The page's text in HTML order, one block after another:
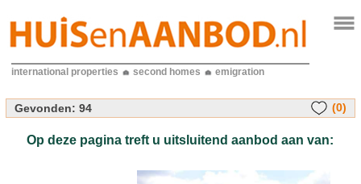
international properties second homes emigration
Gevonden: 94 (0)
Op deze pagina treft u uitsluitend aanbod aan van: